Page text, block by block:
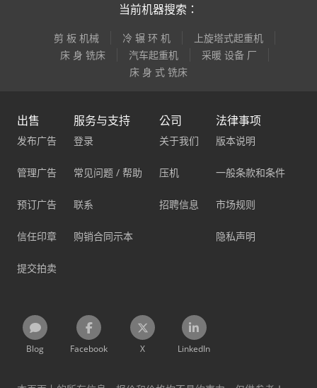
当前机器搜索：
剪 板 机械 冷 辗 环 机
上旋塔式起重机
床 身 铣床
汽车起重机
采暖 设备 厂
床 身 式 铣床
出售
发布广告
管理广告
预订广告
信任印章
提交拍卖
服务与支持
登录
常见问题 / 帮助
联系
购销合同示本
公司
关于我们
压机
招聘信息
法律事项
版本说明
一般条款和条件
市场规则
隐私声明
Blog Facebook X LinkedIn